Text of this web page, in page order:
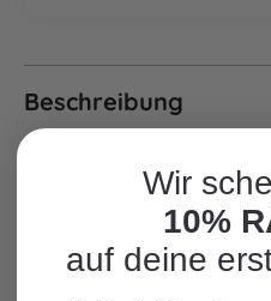
Beschreibung
Wir
10%
auf deine